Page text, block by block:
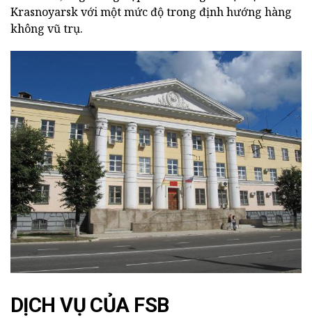
Krasnoyarsk với một mức độ trong định hướng hàng
không vũ trụ.
DỊCH VỤ CỦA FSB